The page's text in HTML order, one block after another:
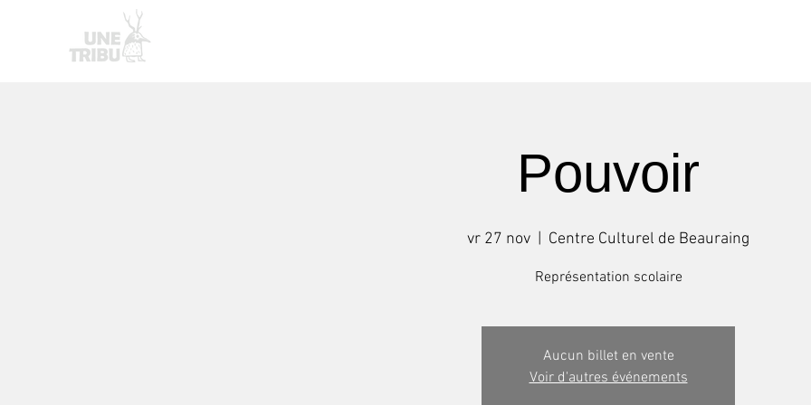
Pouvoir
vr 27 nov Centre Culturel de Beauraing
Représentation scolaire
Aucun billet en vente
Voir d'autres événements